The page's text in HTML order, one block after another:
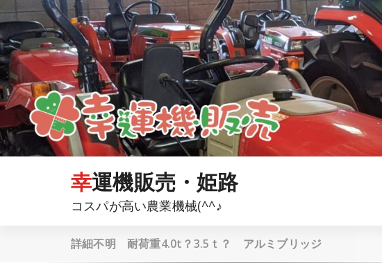
ン
テ
ン
ツ
へ
ス
キ
プ
幸運機販売・姫路
コスパが高い農業機械(^^♪
詳細不明 耐荷重4.0t？3.5ｔ？ アルミブリッジ